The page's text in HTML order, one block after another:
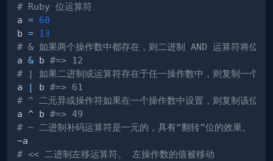
# Ruby 位运算符
a = 60
b = 13
# & 如果两个操作数中都存在，则二进制 AND 运算符将位复
a & b #=> 12
# | 如果二进制或运算符存在于任一操作数中，则复制一个位
a
| b #=> 61
# ^ 二元异或操作符如果在一个操作数中设置，则复制该位，
a ^ b #=> 49
# ~ 二进制补码运算符是一元的，具有“翻转”位的效果。
# << 二进制左移运算符。 左操作数的值被移动